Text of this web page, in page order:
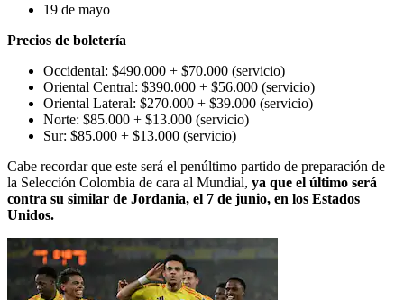
19 de mayo
Precios de boletería
Occidental: $490.000 + $70.000 (servicio)
Oriental Central: $390.000 + $56.000 (servicio)
Oriental Lateral: $270.000 + $39.000 (servicio)
Norte: $85.000 + $13.000 (servicio)
Sur: $85.000 + $13.000 (servicio)
Cabe recordar que este será el penúltimo partido de preparación de
la Selección Colombia de cara al Mundial, ya que el último será
contra su similar de Jordania, el 7 de junio, en los Estados
Unidos.